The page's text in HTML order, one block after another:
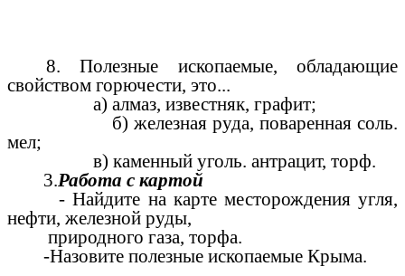
8. Полезные ископаемые, обладающие
свойством горючести, это...
а) алмаз, известняк, графит;
б) железная руда, поваренная соль.
мел;
в) каменный уголь. антрацит, торф.
3.Работа с картой
- Найдите на карте месторождения угля,
нефти, железной руды,
природного газа, торфа.
-Назовите полезные ископаемые Крыма.